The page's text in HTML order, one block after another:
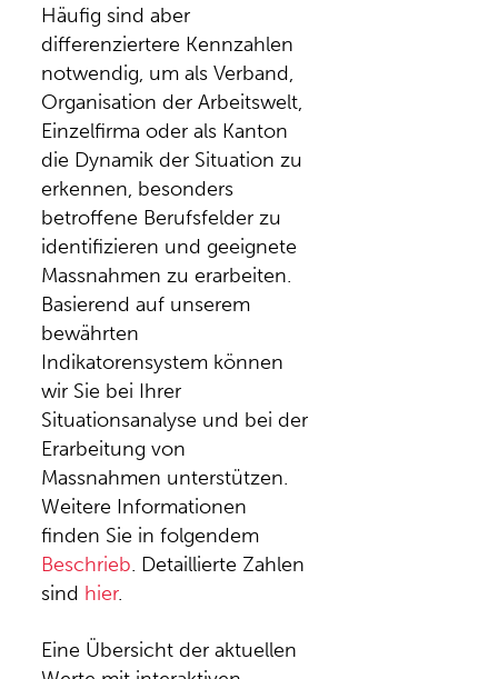
Häufig sind aber
differenziertere Kennzahlen
notwendig, um als Verband,
Organisation der Arbeitswelt,
Einzelfirma oder als Kanton
die Dynamik der Situation zu
erkennen, besonders
betroffene Berufsfelder zu
identifizieren und geeignete
Massnahmen zu erarbeiten.
Basierend auf unserem
bewährten
Indikatorensystem können
wir Sie bei Ihrer
Situationsanalyse und bei der
Erarbeitung von
Massnahmen unterstützen.
Weitere Informationen
finden Sie in folgendem
Beschrieb. Detaillierte Zahlen
sind hier.
Eine Übersicht der aktuellen